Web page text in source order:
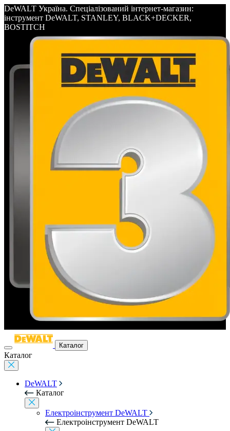
DeWALT Україна. Спеціалізований інтернет-магазин:
інструмент DeWALT, STANLEY, BLACK+DECKER,
BOSTITCH
Каталог
Каталог
DeWALT
Каталог
Електроінструмент DeWALT
Електроінструмент DeWALT